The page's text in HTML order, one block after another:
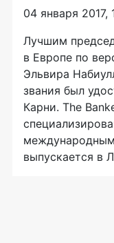
04 января 2017,
Лучшим
в Европе по
Эльвира
звания был
Карни. The
выпускается в